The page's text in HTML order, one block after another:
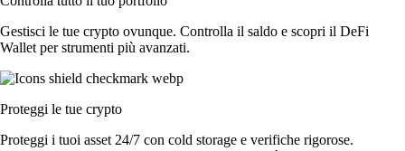
Gestisci le tue crypto ovunque. Controlla il saldo e scopri il DeFi
Wallet per strumenti più avanzati.
Proteggi le tue crypto
Proteggi i tuoi asset 24/7 con cold storage e verifiche rigorose.